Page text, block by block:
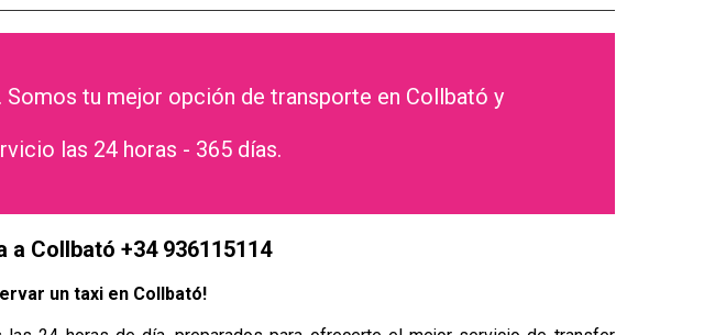
tu mejor opción de transporte en Collbató y
las 24 horas - 365 días.
Collbató +34 936115114
un taxi en Collbató!